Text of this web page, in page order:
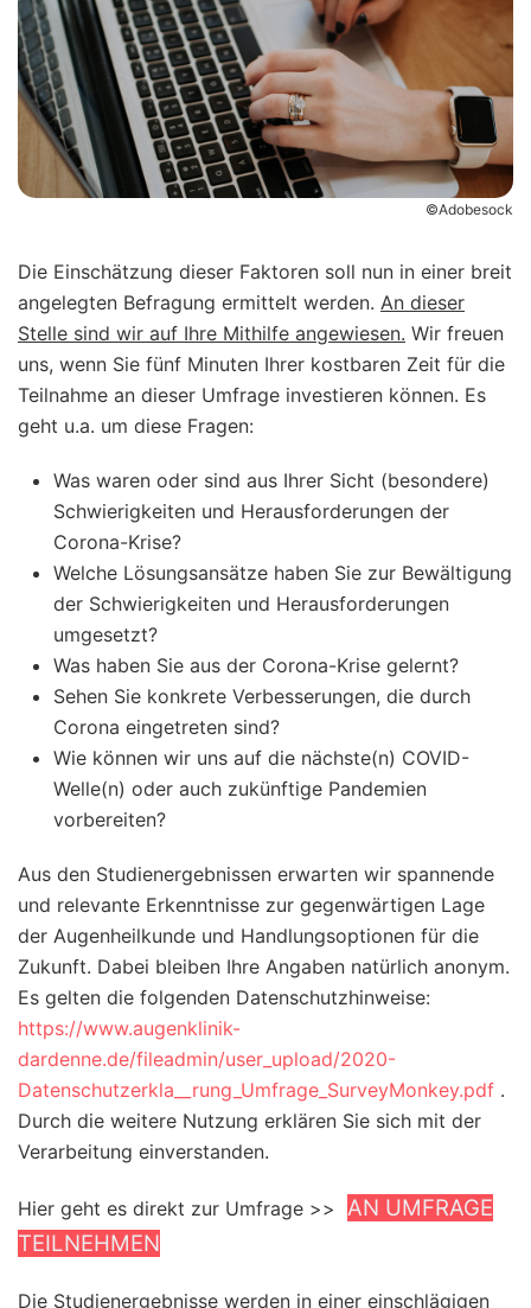
©Adobesock
Die Einschätzung dieser Faktoren soll nun in einer breit
angelegten Befragung ermittelt werden. An dieser
Stelle sind wir auf Ihre Mithilfe angewiesen. Wir freuen
uns, wenn Sie fünf Minuten Ihrer kostbaren Zeit für die
Teilnahme an dieser Umfrage investieren können. Es
geht u.a. um diese Fragen:
Was waren oder sind aus Ihrer Sicht (besondere)
Schwierigkeiten und Herausforderungen der
Corona-Krise?
Welche Lösungsansätze haben Sie zur Bewältigung
der Schwierigkeiten und Herausforderungen
umgesetzt?
Was haben Sie aus der Corona-Krise gelernt?
Sehen Sie konkrete Verbesserungen, die durch
Corona eingetreten sind?
Wie können wir uns auf die nächste(n) COVID-
Welle(n) oder auch zukünftige Pandemien
vorbereiten?
Aus den Studienergebnissen erwarten wir spannende
und relevante Erkenntnisse zur gegenwärtigen Lage
der Augenheilkunde und Handlungsoptionen für die
Zukunft. Dabei bleiben Ihre Angaben natürlich anonym.
Es gelten die folgenden Datenschutzhinweise:
https://www.augenklinik-
dardenne.de/fileadmin/user_upload/2020-
Datenschutzerkla__rung_Umfrage_SurveyMonkey.pdf .
Durch die weitere Nutzung erklären Sie sich mit der
Verarbeitung einverstanden.
Hier geht es direkt zur Umfrage >> AN UMFRAGE
TEILNEHMEN
Die Studienergebnisse werden in einer einschlägigen